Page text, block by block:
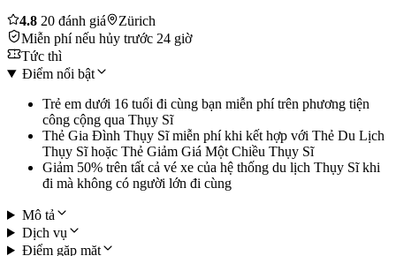
4.8 20 đánh giá
Zürich
Miễn phí nếu hủy trước 24 giờ
Tức thì
Điểm nổi bật
Trẻ em dưới 16 tuổi đi cùng bạn miễn phí trên phương tiện
công cộng qua Thụy Sĩ
Thẻ Gia Đình Thụy Sĩ miễn phí khi kết hợp với Thẻ Du Lịch
Thụy Sĩ hoặc Thẻ Giảm Giá Một Chiều Thụy Sĩ
Giảm 50% trên tất cả vé xe của hệ thống du lịch Thụy Sĩ khi
đi mà không có người lớn đi cùng
Mô tả
Dịch vụ
Điểm gặp mặt